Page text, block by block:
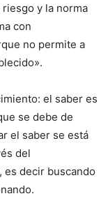
y la norma
con
no permite a
el saber es
se debe de
el saber se está
del
es decir buscando